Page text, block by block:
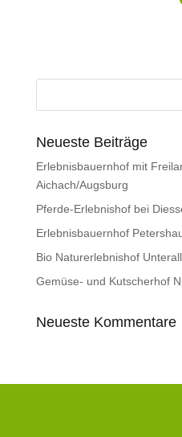
Neueste Beiträge
Erlebnisbauernhof mit
Aichach/Augsburg
Pferde-Erlebnishof bei
Erlebnisbauernhof
Bio Naturerlebnishof
Gemüse- und Kutscherhof
Neueste Kommentare